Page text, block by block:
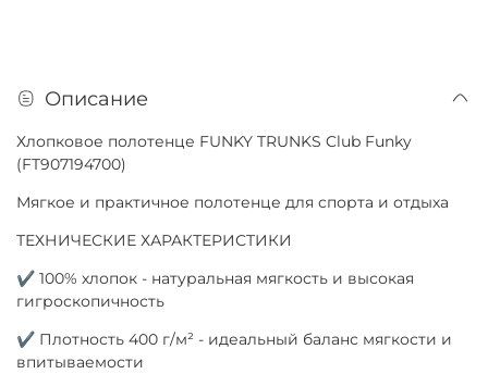
Описание
Хлопковое полотенце FUNKY TRUNKS Club Funky
(FT907194700)
Мягкое и практичное полотенце для спорта и отдыха
ТЕХНИЧЕСКИЕ ХАРАКТЕРИСТИКИ
✔ 100% хлопок - натуральная мягкость и высокая
гигроскопичность
✔ Плотность 400 г/м² - идеальный баланс мягкости и
впитываемости